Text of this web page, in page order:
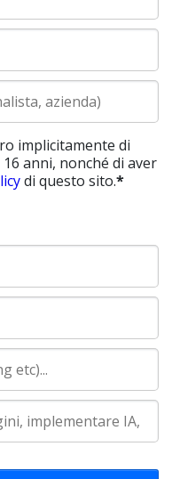
implicitamente di
anni, nonché di aver
di questo sito.*